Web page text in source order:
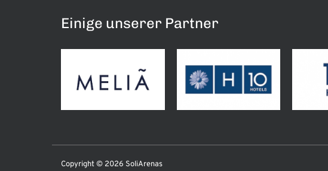
Einige unserer Partner
Copyright © 2026 SoliArenas